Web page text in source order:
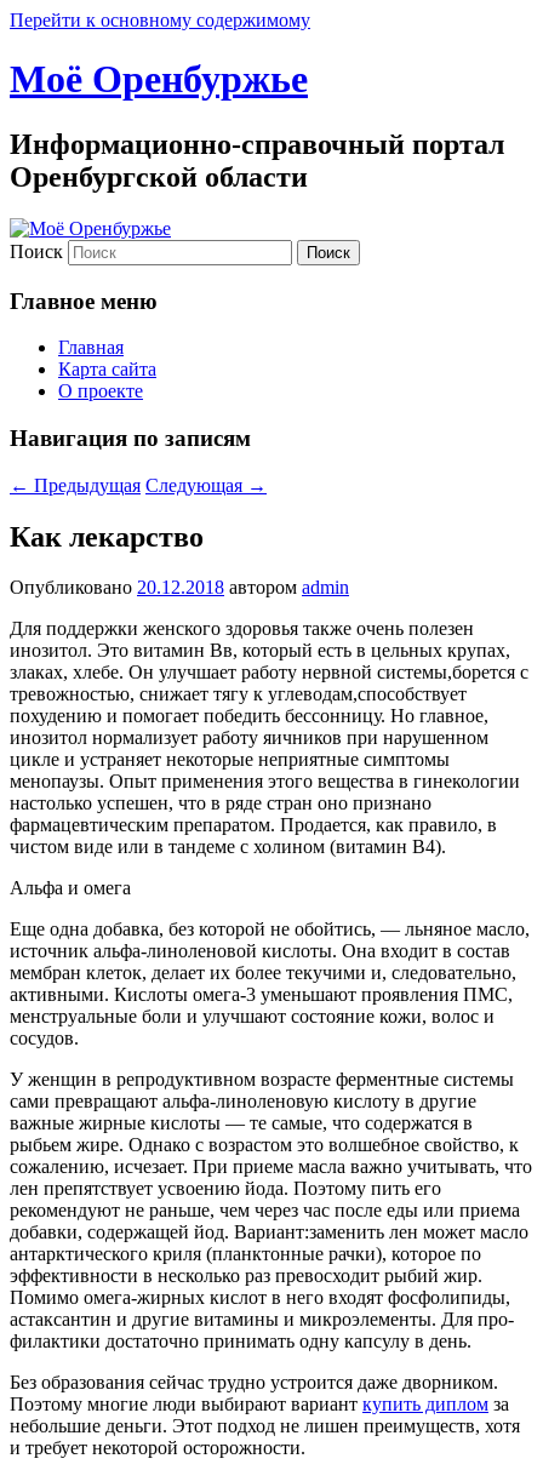
Перейти к основному содержимому
Моё Оренбуржье
Информационно-справочный портал
Оренбургской области
Поиск
Главное меню
Главная
Карта сайта
О проекте
Навигация по записям
← Предыдущая Следующая →
Как лекарство
Опубликовано 20.12.2018 автором admin
Для поддержки женского здо­ровья также очень полезен
инозитол. Это витамин Вв, ко­торый есть в цельных крупах,
злаках, хлебе. Он улучшает работу нервной системы,бо­рется с
тревожностью, снижа­ет тягу к углеводам,способ­ствует
похудению и помогает победить бессонницу. Но главное,
инозитол норма­лизует работу яичников при нарушенном
цикле и устра­няет некоторые неприятные симптомы
менопаузы. Опыт применения этого вещест­ва в гинекологии
настоль­ко успешен, что в ряде стран оно признано
фармацевтиче­ским препаратом. Продается, как правило, в
чистом виде или в тандеме с холином (ви­тамин В4).
Альфа и омега
Еще одна добавка, без которой не обойтись, — льняное масло,
источник альфа-линоленовой кислоты. Она входит в состав
мембран клеток, делает их более текучими и, следовательно,
активными. Кислоты омега-3 уменьшают проявления ПМС,
менструальные боли и улучшают состоя­ние кожи, волос и
сосудов.
У женщин в репро­дуктивном возрасте ферментные системы
сами превращают альфа-линоленовую кислоту в другие
важные жирные кислоты — те са­мые, что содержат­ся в
рыбьем жире. Однако с возрастом это волшебное свойство, к
сожале­нию, исчезает. При приеме масла важно учитывать, что
лен препятствует усво­ению йода. Поэтому пить его
рекомендуют не раньше, чем через час после еды или приема
добавки, со­держащей йод. Вариант:заменить лен может масло
ан­тарктического криля (планктонные рачки), которое по
эффек­тивности в несколько раз превосходит рыбий жир.
Помимо омега-жирных кис­лот в него входят фосфолипиды,
астаксантин и другие ви­тамины и микро­элементы. Для про­
филактики достаточ­но принимать одну капсулу в день.
Без образования сейчас трудно устроится даже дворником.
Поэтому многие люди выбирают вариант купить диплом за
небольшие деньги. Этот подход не лишен преимуществ, хотя
и требует некоторой осторожности.